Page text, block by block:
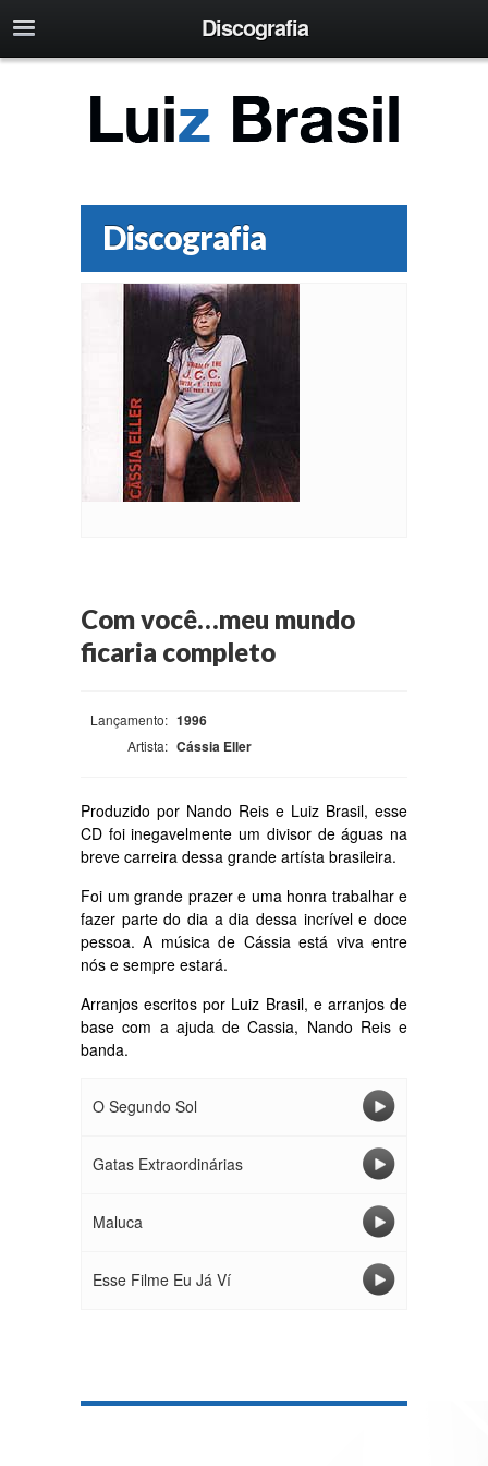
Discografia
Discografia
Com você…meu mundo
ficaria completo
Lançamento: 1996
Artista: Cássia Eller
Produzido por Nando Reis e Luiz Brasil, esse
CD foi inegavelmente um divisor de águas na
breve carreira dessa grande artísta brasileira.
Foi um grande prazer e uma honra trabalhar e
fazer parte do dia a dia dessa incrível e doce
pessoa. A música de Cássia está viva entre
nós e sempre estará.
Arranjos escritos por Luiz Brasil, e arranjos de
base com a ajuda de Cassia, Nando Reis e
banda.
O Segundo Sol
Gatas Extraordinárias
Maluca
Esse Filme Eu Já Ví